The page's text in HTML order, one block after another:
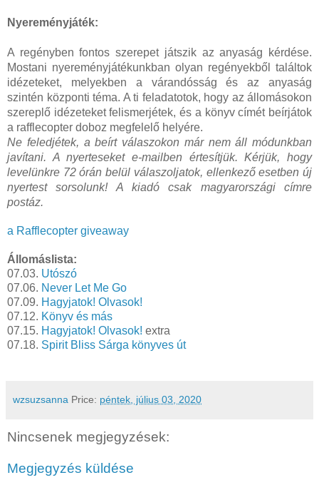
Nyereményjáték:
A regényben fontos szerepet játszik az anyaság kérdése.
Mostani nyereményjátékunkban olyan regényekből találtok
idézeteket, melyekben a várandósság és az anyaság
szintén központi téma. A ti feladatotok, hogy az állomásokon
szereplő idézeteket felismerjétek, és a könyv címét beírjátok
a rafflecopter doboz megfelelő helyére.
Ne feledjétek, a beírt válaszokon már nem áll módunkban
javítani. A nyerteseket e-mailben értesítjük. Kérjük, hogy
levelünkre 72 órán belül válaszoljatok, ellenkező esetben új
nyertest sorsolunk! A kiadó csak magyarországi címre
postáz.
a Rafflecopter giveaway
Állomáslista:
07.03. Utószó
07.06. Never Let Me Go
07.09. Hagyjatok! Olvasok!
07.12. Könyv és más
07.15. Hagyjatok! Olvasok! extra
07.18. Spirit Bliss Sárga könyves út
wzsuzsanna Price: péntek, július 03, 2020
Nincsenek megjegyzések:
Megjegyzés küldése